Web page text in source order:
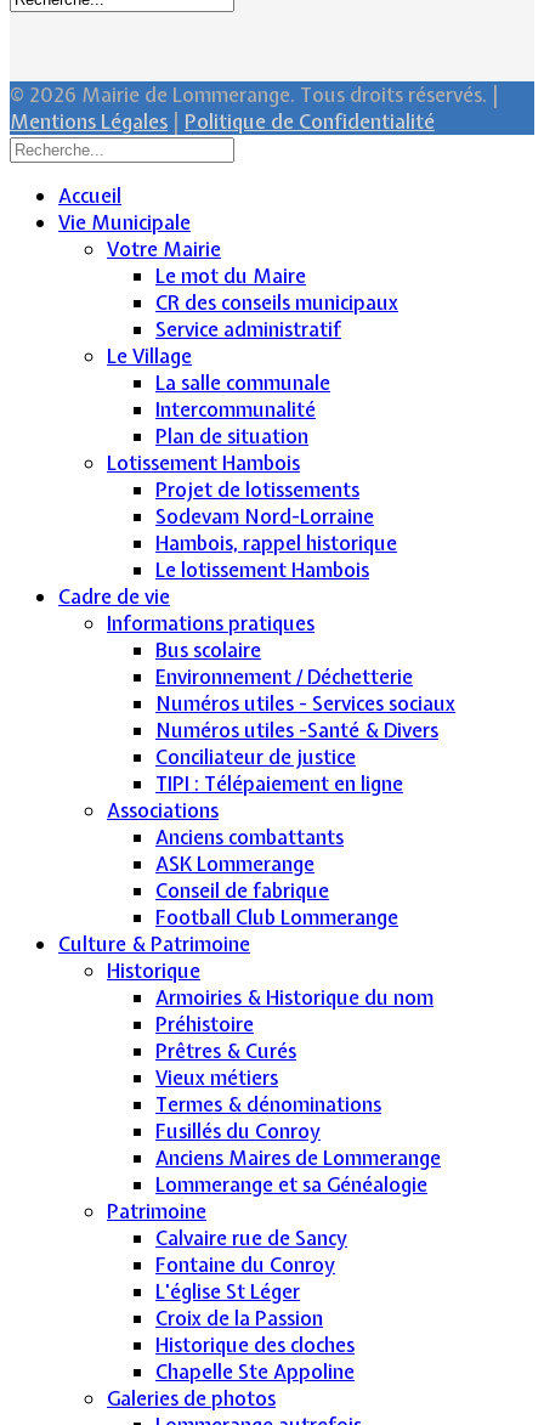
© 2026 Mairie de Lommerange. Tous droits réservés. |
Mentions Légales
Politique de Confidentialité
Accueil
Vie Municipale
Votre Mairie
Le mot du Maire
CR des conseils municipaux
Service administratif
Le Village
La salle communale
Intercommunalité
Plan de situation
Lotissement Hambois
Projet de lotissements
Sodevam Nord-Lorraine
Hambois, rappel historique
Le lotissement Hambois
Cadre de vie
Informations pratiques
Bus scolaire
Environnement / Déchetterie
Numéros utiles - Services sociaux
Numéros utiles -Santé & Divers
Conciliateur de justice
TIPI : Télépaiement en ligne
Associations
Anciens combattants
ASK Lommerange
Conseil de fabrique
Football Club Lommerange
Culture & Patrimoine
Historique
Armoiries & Historique du nom
Préhistoire
Prêtres & Curés
Vieux métiers
Termes & dénominations
Fusillés du Conroy
Anciens Maires de Lommerange
Lommerange et sa Généalogie
Patrimoine
Calvaire rue de Sancy
Fontaine du Conroy
L'église St Léger
Croix de la Passion
Historique des cloches
Chapelle Ste Appoline
Galeries de photos